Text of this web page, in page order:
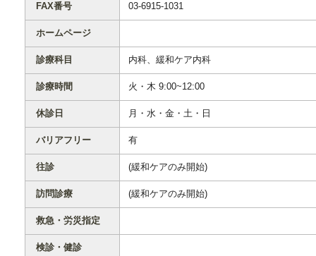
FAX番号 03-6915-1031
ホームページ
診療科目 内科、緩和ケア内科
診療時間 火・木 9:00~12:00
休診日 月・水・金・土・日
バリアフリー 有
往診 (緩和ケアのみ開始)
訪問診療 (緩和ケアのみ開始)
救急・労災指定
検診・健診